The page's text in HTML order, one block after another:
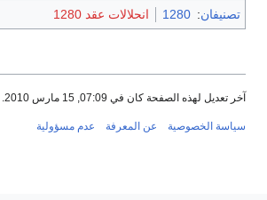
تصنيفان:
1280 انحلالات عقد 1280
آخر تعديل لهذه الصفحة كان في 07:09, 15 مارس 2010.
سياسة الخصوصية عن المعرفة عدم مسؤولية